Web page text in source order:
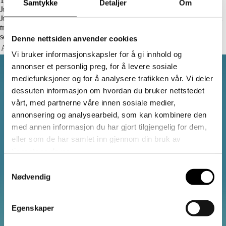
Samtykke Detaljer Om
Denne nettsiden anvender cookies
Vi bruker informasjonskapsler for å gi innhold og
annonser et personlig preg, for å levere sosiale
mediefunksjoner og for å analysere trafikken vår. Vi deler
dessuten informasjon om hvordan du bruker nettstedet
vårt, med partnerne våre innen sosiale medier,
annonsering og analysearbeid, som kan kombinere den
med annen informasjon du har gjort tilgjengelig for dem,
eller som de har samlet inn gjennom din bruk av
Nødvendig
Egenskaper
Julebord er ikke unntatt arbeidsmiljøloven
Julebordsesongen nærmer seg – og med den øker risikoen for seksuell
trakassering. Nytt verktøy skal gjøre det enklere å ta praten om hva
som er akseptabel oppførsel i forkant.
Arbeidsliv